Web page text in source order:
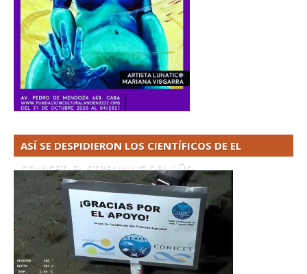
ASÍ SE DESPIDIERON LOS CIENTÍFICOS DE EL
CONICET. EL STREAMING DEL AÑO